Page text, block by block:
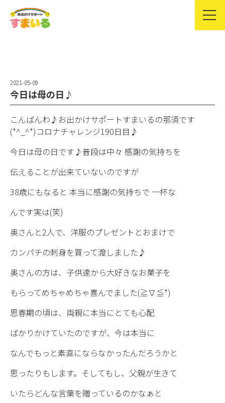
2021-05-09
今日は母の日♪
こんばんわ♪お出かけサポートすまいるの那須です
(*^_^*)コロナチャレンジ190日目♪
今日は母の日です♪普段は中々 感謝の気持ちを
伝えることが出来ていないのですが
38歳にもなると 本当に感謝の気持ちで 一杯な
んです実は(笑)
奥さんと2人で、洋服のプレゼントとおまけで
カンパチの刺身を買って渡しました♪
奥さんの方は、子供達から大好きなお菓子を
もらってめちゃめちゃ喜んでました(≧∇≦*)
思春期の頃は、両親に本当にとても心配
ばかりかけていたのですが、今は本当に
なんでもっと素直にならなかったんだろうかと
思ったりもします。そしてもし、父親が生きて
いたらどんな言葉を贈っているのかなぁと